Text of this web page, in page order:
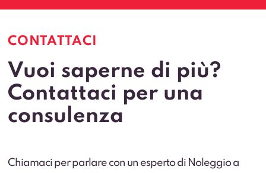
CONTATTACI
Vuoi saperne di più?
Contattaci per una
consulenza
Chiamaci per parlare con un esperto di Noleggio a